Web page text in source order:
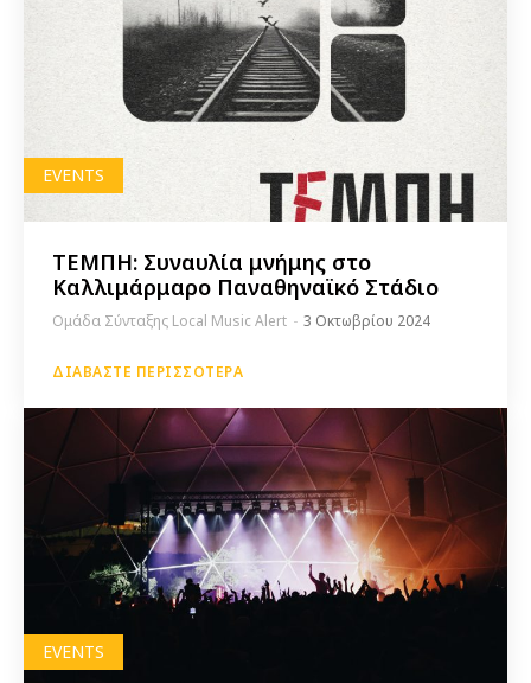
EVENTS
ΤΕΜΠΗ: Συναυλία μνήμης στο
Καλλιμάρμαρο Παναθηναϊκό Στάδιο
Ομάδα Σύνταξης Local Music Alert - 3 Οκτωβρίου 2024
ΔΙΑΒΆΣΤΕ ΠΕΡΙΣΣΌΤΕΡΑ
EVENTS